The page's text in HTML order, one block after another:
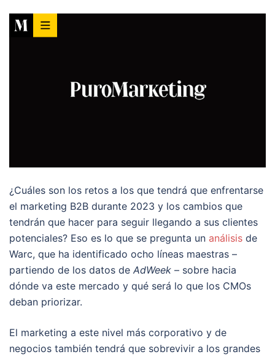
¿Cuáles son los retos a los que tendrá que enfrentarse
el marketing B2B durante 2023 y los cambios que
tendrán que hacer para seguir llegando a sus clientes
potenciales? Eso es lo que se pregunta un análisis de
Warc, que ha identificado ocho líneas maestras –
partiendo de los datos de AdWeek – sobre hacia
dónde va este mercado y qué será lo que los CMOs
deban priorizar.
El marketing a este nivel más corporativo y de
negocios también tendrá que sobrevivir a los grandes